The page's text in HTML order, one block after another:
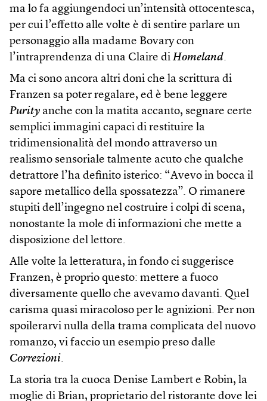
ma lo fa aggiungendoci un’intensità ottocentesca,
per cui l’effetto alle volte è di sentire parlare un
personaggio alla madame Bovary con
l’intraprendenza di una Claire di Homeland.
Ma ci sono ancora altri doni che la scrittura di
Franzen sa poter regalare, ed è bene leggere
Purity anche con la matita accanto, segnare certe
semplici immagini capaci di restituire la
tridimensionalità del mondo attraverso un
realismo sensoriale talmente acuto che qualche
detrattore l’ha definito isterico: “Avevo in bocca il
sapore metallico della spossatezza”. O rimanere
stupiti dell’ingegno nel costruire i colpi di scena,
nonostante la mole di informazioni che mette a
disposizione del lettore.
Alle volte la letteratura, in fondo ci suggerisce
Franzen, è proprio questo: mettere a fuoco
diversamente quello che avevamo davanti. Quel
carisma quasi miracoloso per le agnizioni. Per non
spoilerarvi nulla della trama complicata del nuovo
romanzo, vi faccio un esempio preso dalle
Correzioni.
La storia tra la cuoca Denise Lambert e Robin, la
moglie di Brian, proprietario del ristorante dove lei